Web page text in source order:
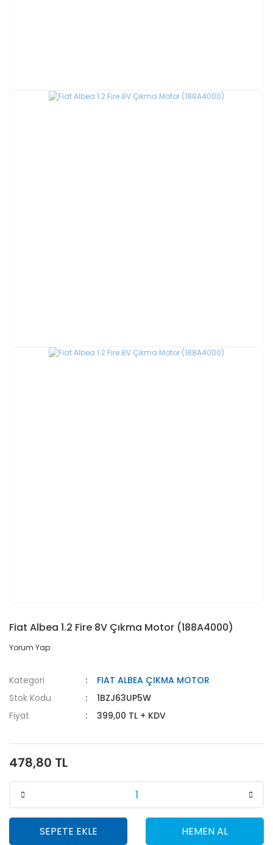
Fiat Albea 1.2 Fire 8V Çıkma Motor (188A4000)
Yorum Yap
Kategori
FIAT ALBEA ÇIKMA MOTOR
Stok Kodu
1BZJ63UP5W
Fiyat
399,00 TL + KDV
478,80 TL
SEPETE EKLE HEMEN AL